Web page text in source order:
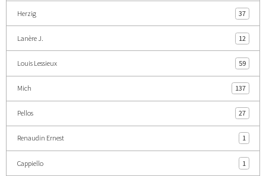
Herzig 37
Lanère J. 12
Louis Lessieux 59
Mich 137
Pellos 27
Renaudin Ernest 1
Cappiello 1